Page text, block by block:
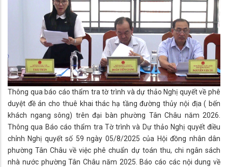
Thông qua báo cáo thẩm tra tờ trình và dự thảo Nghị quyết về phê
duyệt đề án cho thuê khai thác hạ tầng đường thủy nội địa ( bến
khách ngang sông) trên đại bàn phường Tân Châu năm 2026.
Thông qua Báo cáo thẩm tra Tờ trình và Dự thảo Nghị quyết điều
chỉnh Nghị quyết số 59 ngày 05/8/2025 của Hội đồng nhân dân
phường Tân Châu về việc phê chuẩn dự toán thu, chi ngân sách
nhà nước phường Tân Châu năm 2025. Báo cáo các nội dung về